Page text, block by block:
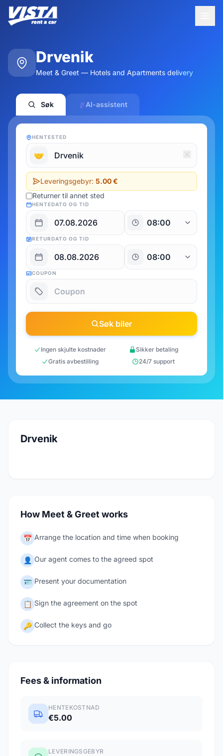
Drvenik
Meet & Greet — Hotels and Apartments delivery
Søk AI-assistent
HENTESTED
🤝
Leveringsgebyr: 5.00 €
Returner til annet sted
HENTEDATO OG TID
RETURDATO OG TID
COUPON
Søk biler
Ingen skjulte kostnader
Sikker betaling
Gratis avbestilling
24/7 support
Drvenik
How Meet & Greet works
📅 Arrange the location and time when booking
👤 Our agent comes to the agreed spot
🪪 Present your documentation
📋 Sign the agreement on the spot
🔑 Collect the keys and go
Fees & information
HENTEKOSTNAD
€5.00
LEVERINGSGEBYR